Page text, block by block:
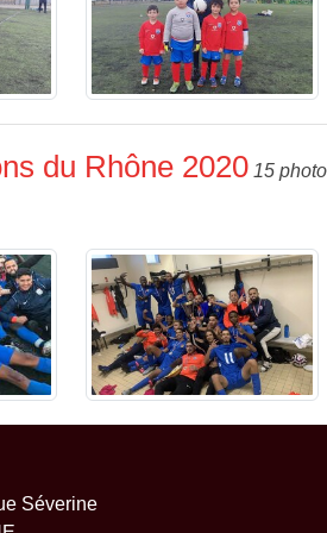
du Rhône 2020 15
Séverine